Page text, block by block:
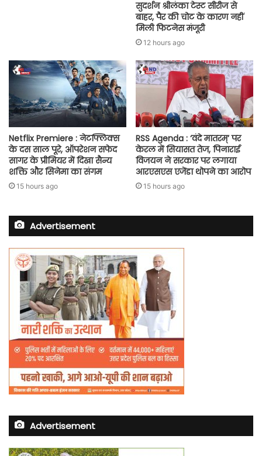
सुदर्शन श्रीलंका टेस्ट सीरीज से
बाहर, पैर की चोट के कारण नहीं
मिली फिटनेस मंजूरी
12 hours ago
Netflix Premiere : नेटफ्लिक्स
के दस साल पूरे, ऑपरेशन सफेद
सागर के प्रीमियर में दिखा सैन्य
शक्ति और सिनेमा का संगम
15 hours ago
RSS Agenda : ‘वंदे मातरम्’ पर
केरल में सियासत तेज, पिनाराई
विजयन ने सरकार पर लगाया
आरएसएस एजेंडा थोपने का आरोप
15 hours ago
Advertisement
Advertisement